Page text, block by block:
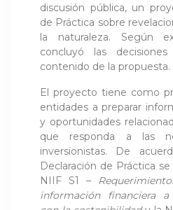
discusión pública, un
de Práctica sobre
la naturaleza. Según
concluyó las
contenido de la propuesta.
El proyecto tiene como
entidades a preparar
y oportunidades
que responda a las
inversionistas. De
Declaración de Práctica
NIIF S1 –
información financiera a